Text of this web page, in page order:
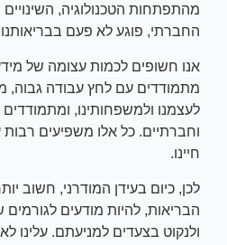
מהתפתחות הטכנולוגיה,
החברתי, פוגע לא פעם בבריאותנו
אנו חשופים לכמות עצומה של
מתמודדים עם לחץ עבודה גבוה,
לעצמנו ולמשפחותינו,
וחברתיים. כל אלו משפיעים רבות
חיינו.
לכן, כיום בעידן המודרני, חשוב
הבריאות, להיות מודעים לגורמים
ולנקוט בצעדים למניעתם. עלינו